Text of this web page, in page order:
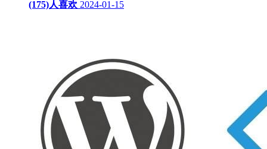
(175)人喜欢 2024-01-15